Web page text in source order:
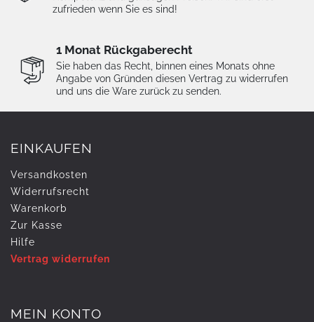
zufrieden wenn Sie es sind!
1 Monat Rückgaberecht
Sie haben das Recht, binnen eines Monats ohne
Angabe von Gründen diesen Vertrag zu widerrufen
und uns die Ware zurück zu senden.
EINKAUFEN
Versandkosten
Widerrufs­recht
Warenkorb
Zur Kasse
Hilfe
Vertrag widerrufen
MEIN KONTO